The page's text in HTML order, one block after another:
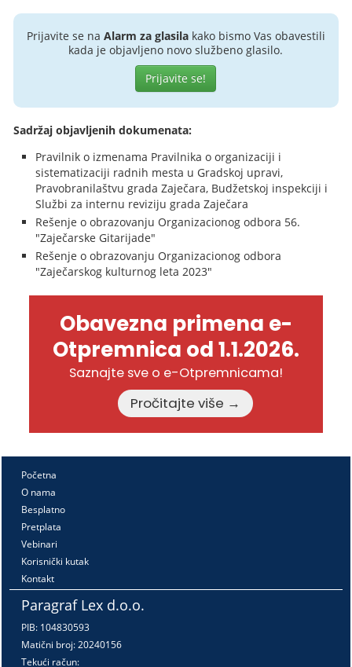
Prijavite se na Alarm za glasilakako bismo Vas obavestili
kada je objavljeno novo službeno glasilo.
Prijavite se!
Sadržaj objavljenih dokumenata:
Pravilnik o izmenama Pravilnika o organizaciji i
sistematizaciji radnih mesta u Gradskoj upravi,
Pravobranilaštvu grada Zaječara, Budžetskoj inspekciji i
Službi za internu reviziju grada Zaječara
Rešenje o obrazovanju Organizacionog odbora 56.
"Zaječarske Gitarijade"
Rešenje o obrazovanju Organizacionog odbora
"Zaječarskog kulturnog leta 2023"
Obavezna primena e-
Otpremnica od 1.1.2026.
Saznajte sve o e-Otpremnicama!
Pročitajte više →
Početna
O nama
Besplatno
Pretplata
Vebinari
Korisnički kutak
Kontakt
Paragraf Lex d.o.o.
PIB: 104830593
Matični broj: 20240156
Tekući račun: